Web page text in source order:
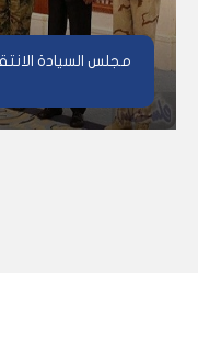
مجلس السيادة